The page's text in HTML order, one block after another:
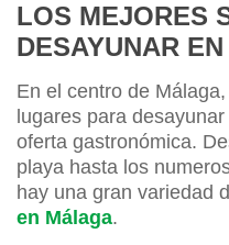
LOS MEJORES
DESAYUNAR
En el centro de
lugares para
oferta gastronómica.
playa hasta los
hay una gran variedad
en Málaga.